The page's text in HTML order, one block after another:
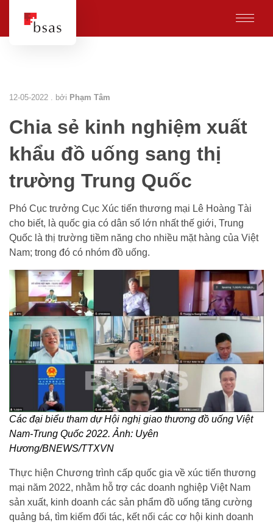
12-05-2022 . bởi Phạm Tâm
Chia sẻ kinh nghiệm xuất
khẩu đồ uống sang thị
trường Trung Quốc
Phó Cục trưởng Cục Xúc tiến thương mại Lê Hoàng Tài
cho biết, là quốc gia có dân số lớn nhất thế giới, Trung
Quốc là thị trường tiềm năng cho nhiều mặt hàng của Việt
Nam; trong đó có nhóm đồ uống.
Các đại biểu tham dự Hội nghị giao thương đồ uống Việt
Nam-Trung Quốc 2022. Ảnh: Uyên
Hương/BNEWS/TTXVN
Thực hiện Chương trình cấp quốc gia về xúc tiến thương
mại năm 2022, nhằm hỗ trợ các doanh nghiệp Việt Nam
sản xuất, kinh doanh các sản phẩm đồ uống tăng cường
quảng bá, tìm kiếm đối tác, kết nối các cơ hội kinh doanh